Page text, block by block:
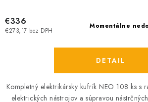
Momentálne
€273,17 bez DPH
€336
DETAIL
Kompletný elektrikársky kufrík NEO 108 ks s
elektrických nástrojov a súpravou